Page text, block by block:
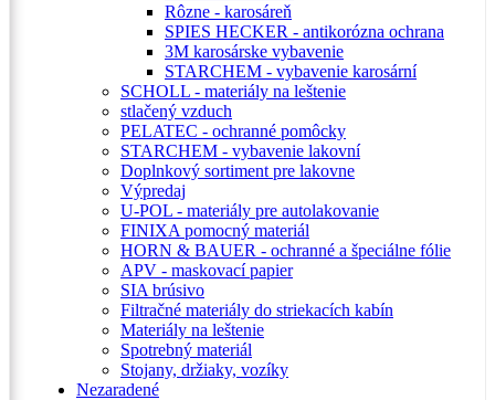
Rôzne - karosáreň
SPIES HECKER - antikorózna ochrana
3M karosárske vybavenie
STARCHEM - vybavenie karosární
SCHOLL - materiály na leštenie
stlačený vzduch
PELATEC - ochranné pomôcky
STARCHEM - vybavenie lakovní
Doplnkový sortiment pre lakovne
Výpredaj
U-POL - materiály pre autolakovanie
FINIXA pomocný materiál
HORN & BAUER - ochranné a špeciálne fólie
APV - maskovací papier
SIA brúsivo
Filtračné materiály do striekacích kabín
Materiály na leštenie
Spotrebný materiál
Stojany, držiaky, vozíky
Nezaradené